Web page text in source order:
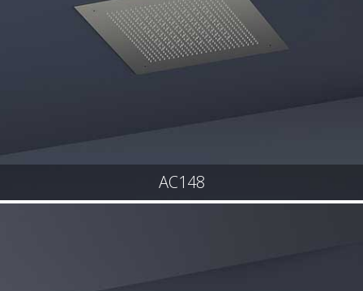
AC148